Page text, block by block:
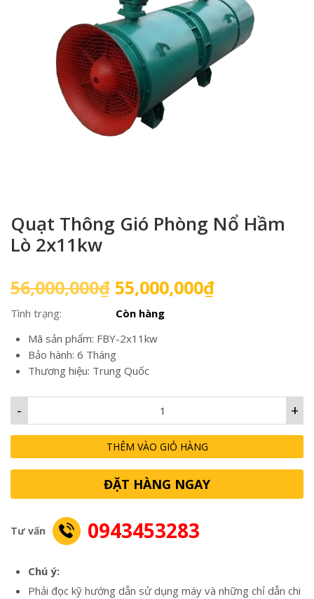
Quạt Thông Gió Phòng Nổ Hầm
Lò 2x11kw
56,000,000₫ Giá
gốc
là:
56,000,000₫.
55,000,000₫Giá
Tình trạng:
Còn hàng
Mã sản phẩm: FBY-2x11kw
Bảo hành: 6 Tháng
Thương hiệu: Trung Quốc
+
-
THÊM VÀO GIỎ HÀNG
ĐẶT HÀNG NGAY
Tư vấn 0943453283
Chú ý:
Phải đọc kỹ hướng dẫn sử dụng máy và những chỉ dẫn chi